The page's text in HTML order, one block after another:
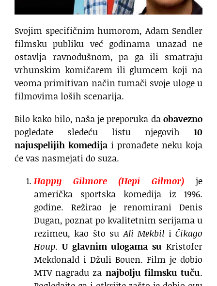
Svojim specifičnim humorom, Adam Sendler
filmsku publiku već godinama unazad ne
ostavlja ravnodušnom, pa ga ili smatraju
vrhunskim komičarem ili glumcem koji na
veoma primitivan način tumači svoje uloge u
filmovima loših scenarija.
Bilo kako bilo, naša je preporuka daobavezno
pogledate sledeću listu njegovih 10
najuspelijih komedija i pronađete neku koja
će vas nasmejati do suza.
Happy Gilmore (Hepi Gilmor) je
američka sportska komedija iz 1996.
godine. Režirao je renomirani Denis
Dugan, poznat po kvalitetnim serijama u
rezimeu, kao što suAli Mekbil iČikago
Houp. U glavnim ulogama suKristofer
Mekdonald i Džuli Bouen. Film je dobio
MTV nagradu za najbolju filmsku tuču.